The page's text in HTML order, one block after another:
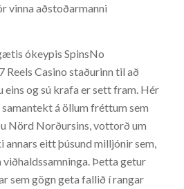
vinna aðstoðarmanni
ókeypis SpinsNo
Reels Casino staðurinn til að
eins og sú krafa er sett fram. Hér
á öllum fréttum sem
Nörd Norðursins, vottorð um
eitt þúsund milljónir sem,
Þetta getur
sem gögn geta fallið í rangar